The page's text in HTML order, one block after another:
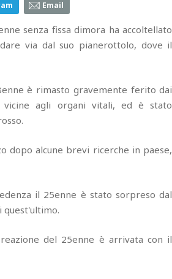
Email
senza fissa dimora ha accoltellato
via dal suo pianerottolo, dove il
è rimasto gravemente ferito dai
agli organi vitali, ed è stato
dopo alcune brevi ricerche in paese,
il 25enne è stato sorpreso dal
quest'ultimo.
del 25enne è arrivata con il